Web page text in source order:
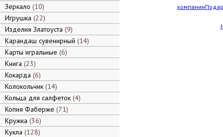
компании
Зеркало 10
Игрушка 22
Изделия Златоуста 9
Карандаш сувенирный 14
Карты игральные 6
Книга 23
Кокарда 6
Колокольчик 14
Кольца для салфеток 4
Копия Фаберже 71
Кружка 36
Кукла 128